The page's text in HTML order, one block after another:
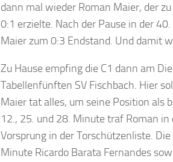
dann mal wieder Roman Maier, der
0:1 erzielte. Nach der Pause in der
Maier zum 0:3 Endstand. Und damit
Zu Hause empfing die C1 dann am
Tabellenfünften SV Fischbach. Hier
Maier tat alles, um seine Position als
12., 25. und 28. Minute traf Roman
Vorsprung in der Torschützenliste.
Minute Ricardo Barata Fernandes